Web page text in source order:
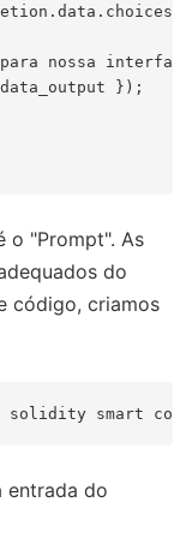
nossa
});
o "Prompt". As
do
código, criamos
entrada do